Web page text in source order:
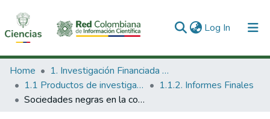
Log In (current)
Communities & Collections
All of DSpace
Home
1. Investigación Financiada con Recursos Públicos
1.1 Productos de investigación
1.1.2. Informes Finales
Sociedades negras en la costa pacífica del Valle del Cauca durante los siglos XIX y XX.